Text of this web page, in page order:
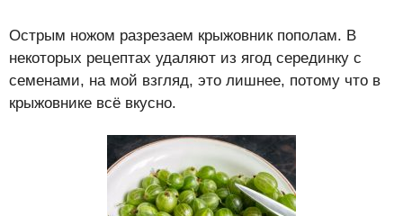
Острым ножом разрезаем крыжовник пополам. В
некоторых рецептах удаляют из ягод серединку с
семенами, на мой взгляд, это лишнее, потому что в
крыжовнике всё вкусно.